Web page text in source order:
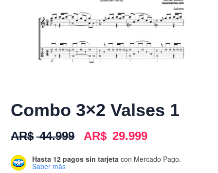
Combo 3×2 Valses 1
AR$44.999 AR$ 29.999
Hasta 12 pagos sin tarjeta con Mercado Pago.
Saber más